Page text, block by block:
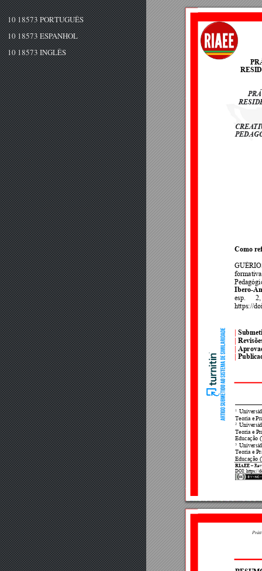
10 18573 PORTUGUÊS
10 18573 ESPANHOL
10 18573 INGLÊS
RIAEE –
DOI: https://
CREA
Como
Ibero-
esp.
https://
|
|
|
|
1 Univer
Teoria e
2 Univer
Teoria e
Educação
3 Univer
Teoria e
Educação